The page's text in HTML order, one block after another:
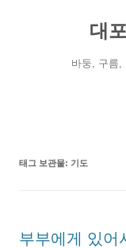
대
바둥, 구름,
태그 보관물: 기도
부부에게 있어